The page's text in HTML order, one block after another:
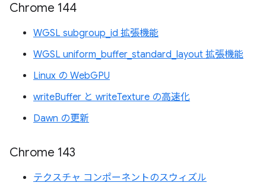
Chrome 144
WGSL subgroup_id 拡張機能
WGSL uniform_buffer_standard_layout 拡張機能
Linux の WebGPU
writeBuffer と writeTexture の高速化
Dawn の更新
Chrome 143
テクスチャ コンポーネントのスウィズル